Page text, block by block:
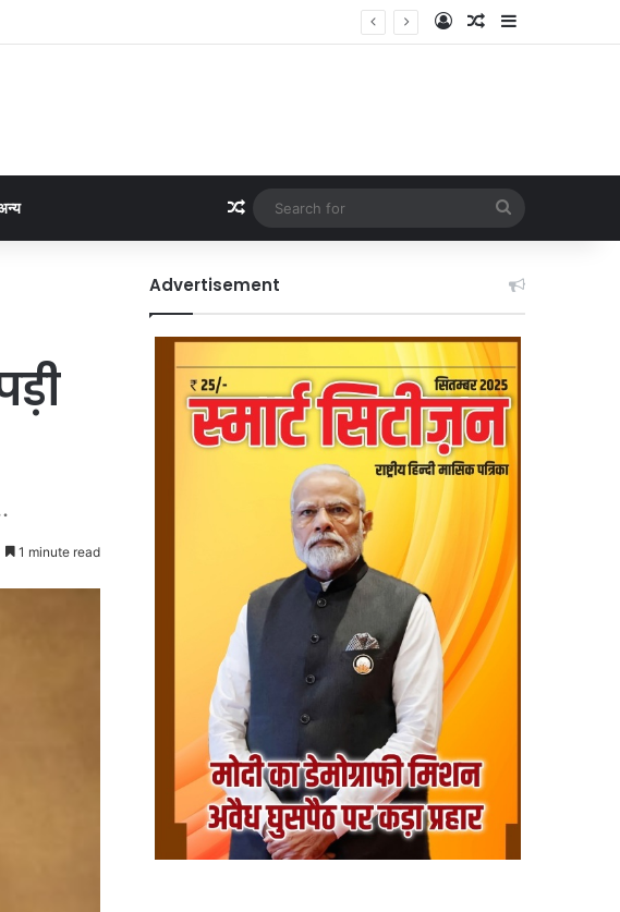
Log InRandom Article
Sidebar
Random Article
for
1 minute read
Advertisement